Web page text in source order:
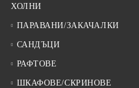
ХОЛНИ
ПАРАВАНИ/ЗАКАЧАЛКИ
САНДЪЦИ
РАФТОВЕ
ШКАФОВЕ/СКРИНОВЕ